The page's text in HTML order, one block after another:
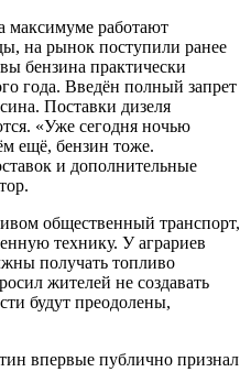
максимуме работают
на рынок поступили ранее
бензина практически
года. Введён полный запрет
Поставки дизеля
«Уже сегодня ночью
ещё, бензин тоже.
и дополнительные
общественный транспорт,
технику. У аграриев
получать топливо
жителей не создавать
будут преодолены,
впервые публично признал